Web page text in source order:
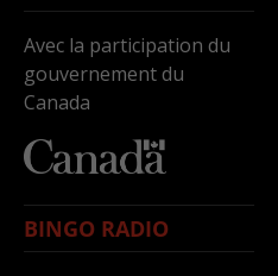
Avec la participation du
gouvernement du
Canada
BINGO RADIO